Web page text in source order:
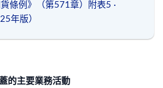
條例》（第571章）附表5 ·
年版）
的主要業務活動